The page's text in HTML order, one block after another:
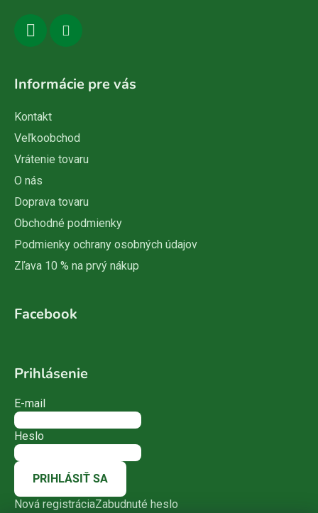
Informácie pre vás
Kontakt
Veľkoobchod
Vrátenie tovaru
O nás
Doprava tovaru
Obchodné podmienky
Podmienky ochrany osobných údajov
Zľava 10 % na prvý nákup
Facebook
Prihlásenie
E-mail
Heslo
PRIHLÁSIŤ SA
Nová registráciaZabudnuté heslo